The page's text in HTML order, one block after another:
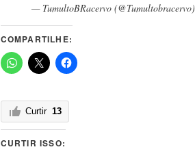
— TumultoBRacervo (@Tumultobracervo)
COMPARTILHE:
Curtir 13
CURTIR ISSO: